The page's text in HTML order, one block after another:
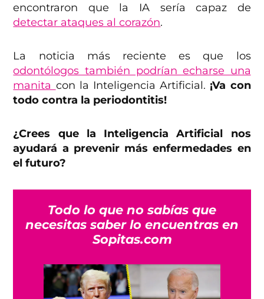
encontraron que la IA sería capaz de
detectar ataques al corazón.
La noticia más reciente es que los
odontólogos también podrían echarse una
manita con la Inteligencia Artificial. ¡Va con
todo contra la periodontitis!
¿Crees que la Inteligencia Artificial nos
ayudará a prevenir más enfermedades en
el futuro?
Todo lo que no sabías que
necesitas saber lo encuentras en
Sopitas.com